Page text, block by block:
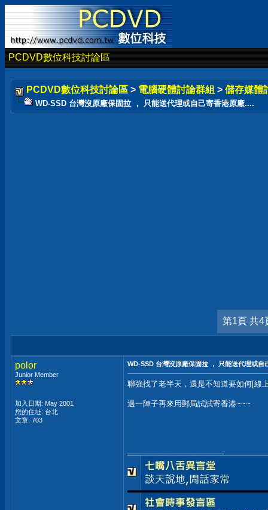
PCDVD數位科技討論區
PCDVD數位科技討論區 > 電腦硬體討論群組 > 儲存媒體
WD-SSD 台灣沒原廠保固拉 ， 只能送代理或自己寄香港原廠....
第1頁 共4
polor
Junior Member
加入日期: May 2001
您的住址: 台北
文章: 703
WD-SSD 台灣沒原廠保固拉 ， 只能送代理或自
聯強找了老半天，還是不知道要如何[線
過一陣子再來用郵局試試寄香港~~~